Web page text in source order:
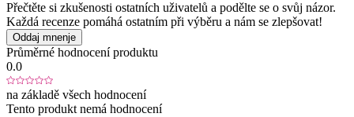
Přečtěte si zkušenosti ostatních uživatelů a podělte se o svůj názor.
Každá recenze pomáhá ostatním při výběru a nám se zlepšovat!
Oddaj mnenje
Průměrné hodnocení produktu
0.0
na základě všech hodnocení
Tento produkt nemá hodnocení